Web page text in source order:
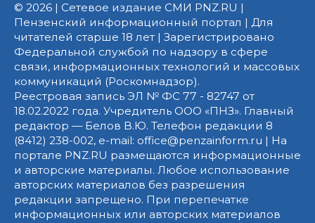
© 2026 | Сетевое издание СМИ PNZ.RU |
Пензенский информационный портал | Для
читателей старше 18 лет | Зарегистрировано
Федеральной службой по надзору в сфере
связи, информационных технологий и массовых
коммуникаций (Роскомнадзор).
Реестровая запись ЭЛ № ФС 77 - 82747 от
18.02.2022 года. Учредитель ООО «ПНЗ». Главный
редактор — Белов В.Ю. Телефон редакции 8
(8412) 238-002, e-mail: office@penzainform.ru | На
портале PNZ.RU размещаются информационные
и авторские материалы. Любое использование
авторских материалов без разрешения
редакции запрещено. При перепечатке
информационных или авторских материалов